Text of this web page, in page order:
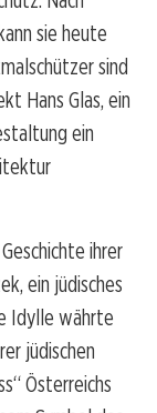
sie heute
sind
Hans Glas, ein
ein
ihrer
ein jüdisches
Idylle währte
jüdischen
Österreichs